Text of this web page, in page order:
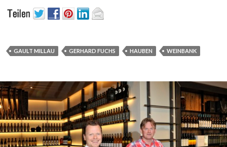
GAULT MILLAU GERHARD FUCHS HAUBEN WEINBANK